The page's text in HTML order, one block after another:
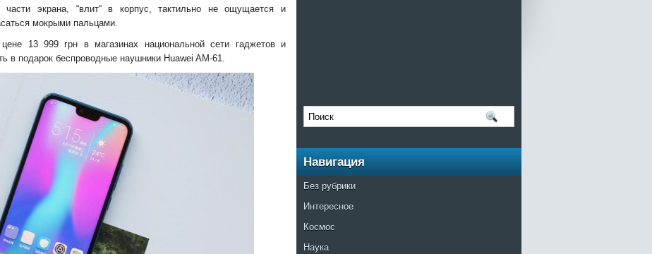
части экрана, “влит“ в корпус, тактильно не ощущается и
мокрыми пальцами.
13 999 грн в магазинах национальной сети гаджетов и
в подарок беспроводные наушники Huawei AM-61.
Навигация
Без рубрики
Интересное
Космос
Наука